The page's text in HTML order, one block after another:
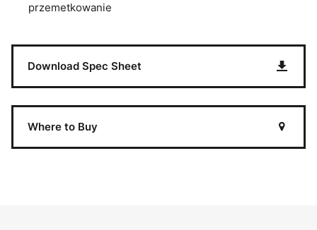
przemetkowanie
Download Spec Sheet
Where to Buy